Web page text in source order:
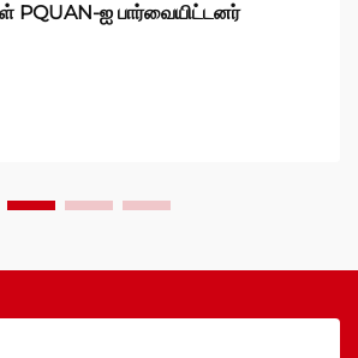
PQUAN-ஐ பார்வையிட்டனர்